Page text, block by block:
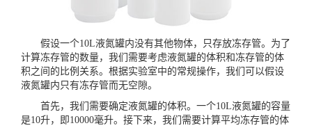
假设一个10L液氮罐内没有其他物体，只存放冻存管。为了
计算冻存管的数量，我们需要考虑液氮罐的体积和冻存管的体
积之间的比例关系。根据实验室中的常规操作，我们可以假设
液氮罐内只有冻存管而无空隙。
首先，我们需要确定液氮罐的体积。一个10L液氮罐的容量
是10升，即10000毫升。接下来，我们需要计算平均冻存管的体